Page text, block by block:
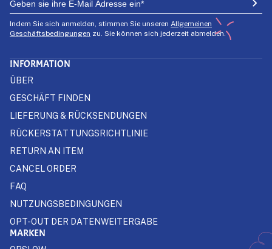
Indem Sie sich anmelden, stimmen Sie unseren Allgemeinen
Geschäftsbedingungen zu. Sie können sich jederzeit abmelden.
INFORMATION
ÜBER
GESCHÄFT FINDEN
LIEFERUNG & RÜCKSENDUNGEN
RÜCKERSTATTUNGSRICHTLINIE
RETURN AN ITEM
CANCEL ORDER
FAQ
NUTZUNGSBEDINGUNGEN
OPT-OUT DER DATENWEITERGABE
MARKEN